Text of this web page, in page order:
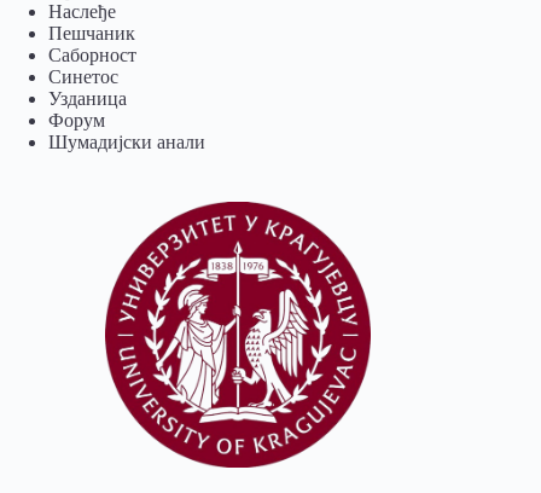
Наслеђе
Пешчаник
Саборност
Синетос
Узданица
Форум
Шумадијски анали